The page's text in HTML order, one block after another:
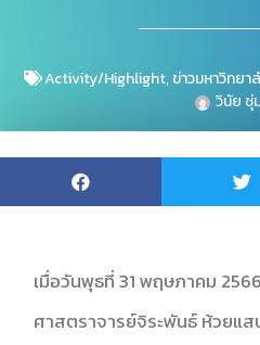
Activity/Highlight,ข่าวมหาวิทยา
วินัย ชุ่
เมื่อวันพุธที่ 31 พฤษภาคม
ศาสตราจารย์จิระพันธ์ ห้วยแ